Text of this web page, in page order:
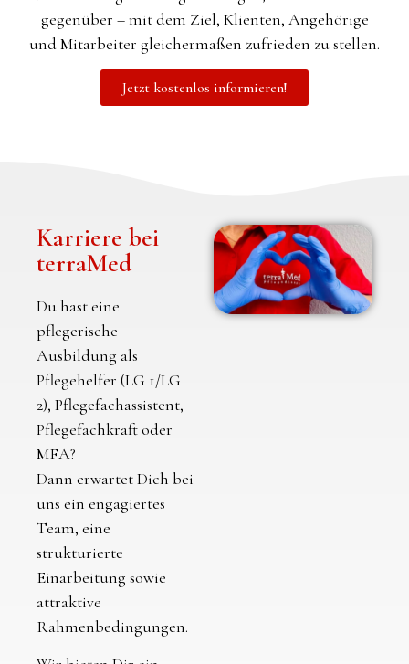
gegenüber – mit dem Ziel, Klienten, Angehörige
und Mitarbeiter gleichermaßen zufrieden zu stellen.
Jetzt kostenlos informieren!
Karriere bei
terraMed
Du hast eine
pflegerische
Ausbildung als
Pflegehelfer (LG 1/LG
2), Pflegefachassistent,
Pflegefachkraft oder
MFA?
Dann erwartet Dich bei
uns ein engagiertes
Team, eine
strukturierte
Einarbeitung sowie
attraktive
Rahmenbedingungen.